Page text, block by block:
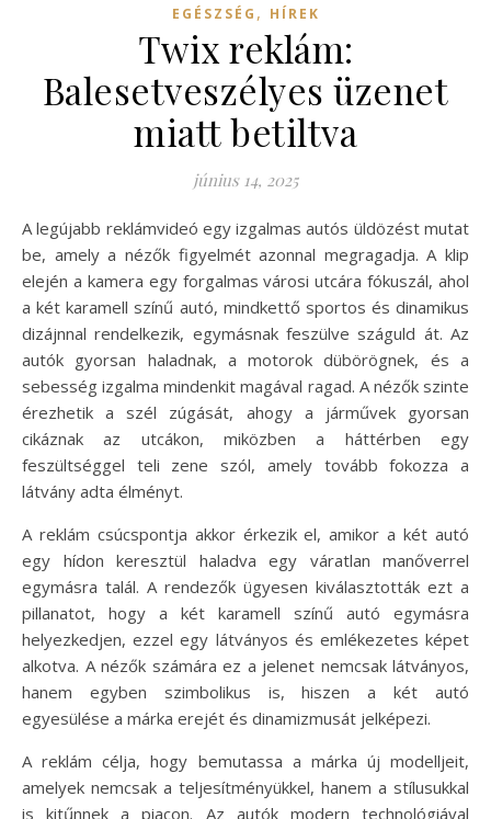
EGÉSZSÉG , HÍREK
Twix reklám:
Balesetveszélyes üzenet
miatt betiltva
június 14, 2025
A legújabb reklámvideó egy izgalmas autós üldözést mutat
be, amely a nézők figyelmét azonnal megragadja. A klip
elején a kamera egy forgalmas városi utcára fókuszál, ahol
a két karamell színű autó, mindkettő sportos és dinamikus
dizájnnal rendelkezik, egymásnak feszülve száguld át. Az
autók gyorsan haladnak, a motorok dübörögnek, és a
sebesség izgalma mindenkit magával ragad. A nézők szinte
érezhetik a szél zúgását, ahogy a járművek gyorsan
cikáznak az utcákon, miközben a háttérben egy
feszültséggel teli zene szól, amely tovább fokozza a
látvány adta élményt.
A reklám csúcspontja akkor érkezik el, amikor a két autó
egy hídon keresztül haladva egy váratlan manőverrel
egymásra talál. A rendezők ügyesen kiválasztották ezt a
pillanatot, hogy a két karamell színű autó egymásra
helyezkedjen, ezzel egy látványos és emlékezetes képet
alkotva. A nézők számára ez a jelenet nemcsak látványos,
hanem egyben szimbolikus is, hiszen a két autó
egyesülése a márka erejét és dinamizmusát jelképezi.
A reklám célja, hogy bemutassa a márka új modelljeit,
amelyek nemcsak a teljesítményükkel, hanem a stílusukkal
is kitűnnek a piacon. Az autók modern technológiával